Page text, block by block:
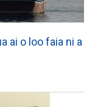
ai o loo faia ni a